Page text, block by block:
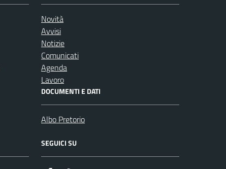
Novità
Avvisi
Notizie
Comunicati
Agenda
Lavoro
DOCUMENTI E DATI
Albo Pretorio
SEGUICI SU